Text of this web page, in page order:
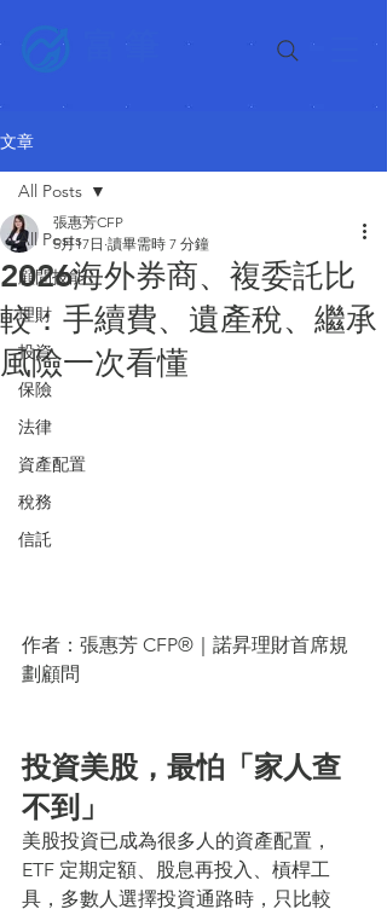
富筆
文章
All Posts
顧問技能
理財
投資
保險
法律
資產配置
稅務
信託
All Posts
2026海外券商、複委託比
較：手續費、遺產稅、繼承
風險一次看懂
張惠芳CFP
5月17日 讀畢需時 7 分鐘
作者：張惠芳 CFP®｜諾昇理財首席規
劃顧問
投資美股，最怕「家人查
不到」
美股投資已成為很多人的資產配置，
ETF 定期定額、股息再投入、槓桿工
具，多數人選擇投資通路時，只比較